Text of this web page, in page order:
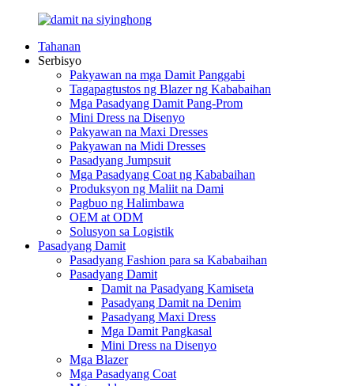
Tahanan
Serbisyo
Pakyawan na mga Damit Panggabi
Tagapagtustos ng Blazer ng Kababaihan
Mga Pasadyang Damit Pang-Prom
Mini Dress na Disenyo
Pakyawan na Maxi Dresses
Pakyawan na Midi Dresses
Pasadyang Jumpsuit
Mga Pasadyang Coat ng Kababaihan
Produksyon ng Maliit na Dami
Pagbuo ng Halimbawa
OEM at ODM
Solusyon sa Logistik
Pasadyang Damit
Pasadyang Fashion para sa Kababaihan
Pasadyang Damit
Damit na Pasadyang Kamiseta
Pasadyang Damit na Denim
Pasadyang Maxi Dress
Mga Damit Pangkasal
Mini Dress na Disenyo
Mga Blazer
Mga Pasadyang Coat